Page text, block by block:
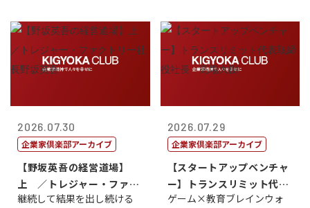
2026.07.30
企業家倶楽部アーカイブ
【野坂英吾の経営道場】
上 ／トレジャー・ファク
トリー社長野坂...
継続して結果を出し続ける
2026.07.29
企業家倶楽部アーカイブ
【スタートアップベンチャ
ー】トランスリミット代表
取締役社長 ...
ゲーム×教育ブレインウォ